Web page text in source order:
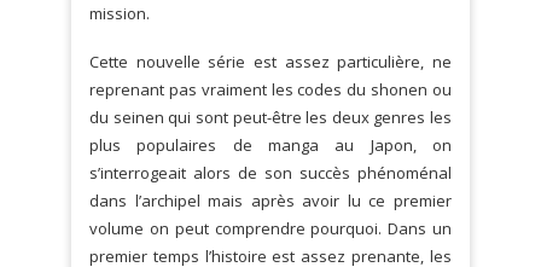
mission.
Cette nouvelle série est assez particulière, ne
reprenant pas vraiment les codes du shonen ou
du seinen qui sont peut-être les deux genres les
plus populaires de manga au Japon, on
s’interrogeait alors de son succès phénoménal
dans l’archipel mais après avoir lu ce premier
volume on peut comprendre pourquoi. Dans un
premier temps l’histoire est assez prenante, les